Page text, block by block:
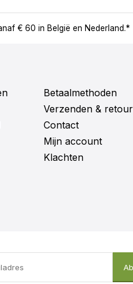
€ 60 in België en Nederland.*
Betaalmethoden
Verzenden &
Contact
Mijn account
Klachten